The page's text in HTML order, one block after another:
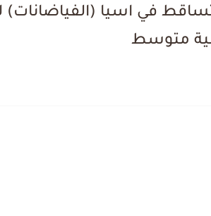
في اسيا
متوسط